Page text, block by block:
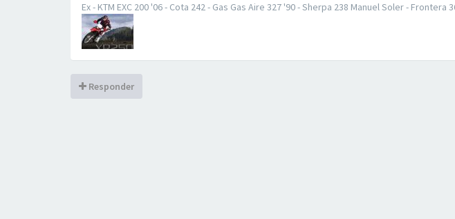
Ex - KTM EXC 200 '06 - Cota 242 - Gas Gas Aire 327 '90 - Sherpa 238 Manuel Soler -
Responder